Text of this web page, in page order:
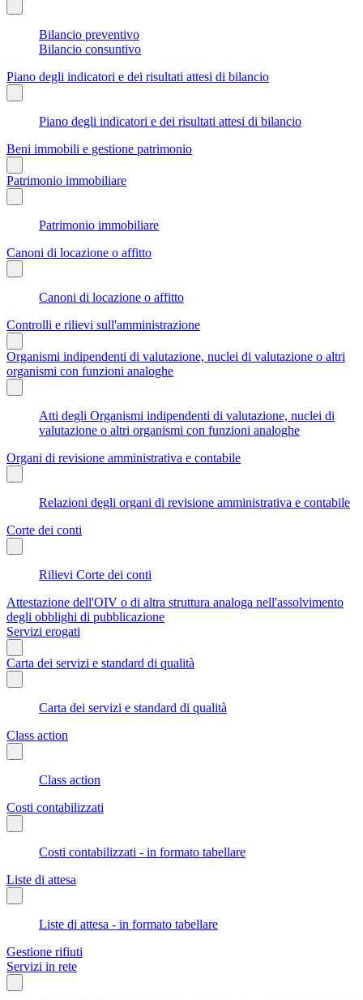
Bilancio preventivo
Bilancio consuntivo
Piano degli indicatori e dei risultati attesi di bilancio
Piano degli indicatori e dei risultati attesi di bilancio
Beni immobili e gestione patrimonio
Patrimonio immobiliare
Patrimonio immobiliare
Canoni di locazione o affitto
Canoni di locazione o affitto
Controlli e rilievi sull'amministrazione
Organismi indipendenti di valutazione, nuclei di valutazione o altri
organismi con funzioni analoghe
Atti degli Organismi indipendenti di valutazione, nuclei di
valutazione o altri organismi con funzioni analoghe
Organi di revisione amministrativa e contabile
Relazioni degli organi di revisione amministrativa e contabile
Corte dei conti
Rilievi Corte dei conti
Attestazione dell'OIV o di altra struttura analoga nell'assolvimento
degli obblighi di pubblicazione
Servizi erogati
Carta dei servizi e standard di qualità
Carta dei servizi e standard di qualità
Class action
Class action
Costi contabilizzati
Costi contabilizzati - in formato tabellare
Liste di attesa
Liste di attesa - in formato tabellare
Gestione rifiuti
Servizi in rete